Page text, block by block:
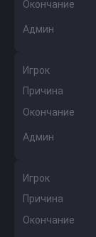
Окончание
Админ
Игрок
Причина
Окончание
Админ
Игрок
Причина
Окончание